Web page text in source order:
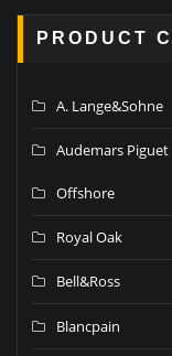
PRODUCT
A. Lange&Sohne
Audemars Piguet
Offshore
Royal Oak
Bell&Ross
Blancpain